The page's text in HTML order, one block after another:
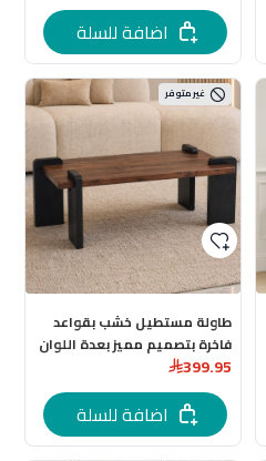
اضافة للسلة
غير متوفر
طاولة مستطيل خشب بقواعد
فاخرة بتصميم مميز بعدة اللوان
399.95
اضافة للسلة